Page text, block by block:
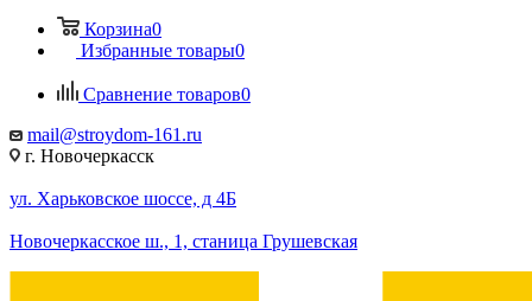
Корзина0
Избранные товары0
Сравнение товаров0
mail@stroydom-161.ru
г. Новочеркасск
ул. Харьковское шоссе, д 4Б
Новочеркасское ш., 1, станица Грушевская